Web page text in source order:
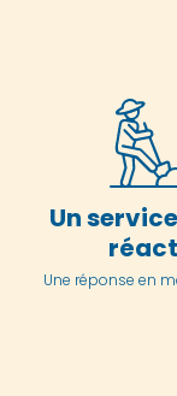
Un
Une réponse en